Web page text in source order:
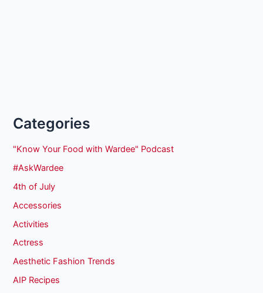
Categories
"Know Your Food with Wardee" Podcast
#AskWardee
4th of July
Accessories
Activities
Actress
Aesthetic Fashion Trends
AIP Recipes